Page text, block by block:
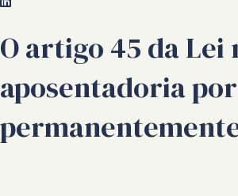
O artigo 45 da Lei
aposentadoria